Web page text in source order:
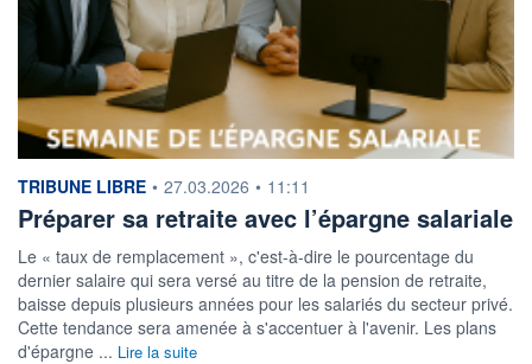
information fournie par
TRIBUNE LIBRE • 27.03.2026 • 11:11
Préparer sa retraite avec l’épargne salariale
Le « taux de remplacement », c'est-à-dire le pourcentage du
dernier salaire qui sera versé au titre de la pension de retraite,
baisse depuis plusieurs années pour les salariés du secteur privé.
Cette tendance sera amenée à s'accentuer à l'avenir. Les plans
d'épargne ... Lire la suite